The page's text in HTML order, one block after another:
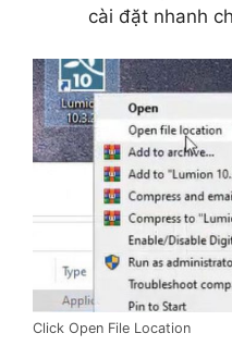
cài đặt nhanh
Click Open File Location